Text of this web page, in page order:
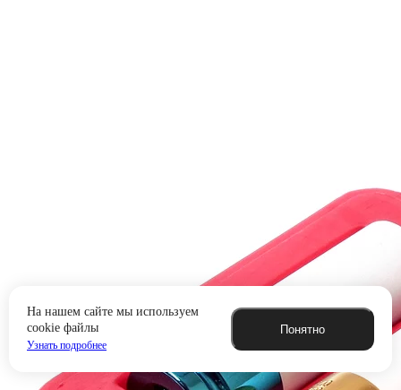
На нашем сайте мы используем
cookie файлы
Узнать подробнее
Понятно